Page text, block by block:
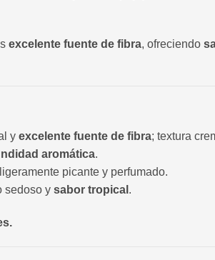
excelente fuente de fibra, ofreciendo
yexcelente fuente de fibra; textura
aromática.
picante y perfumado.
sedoso ysabor tropical .